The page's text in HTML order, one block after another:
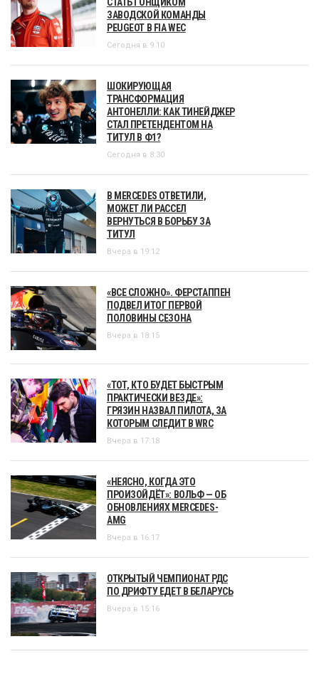
ЗАВОДСКОЙ КОМАНДЫ
PEUGEOT В FIA WEC
Сегодня в 9:10
ШОКИРУЮЩАЯ
ТРАНСФОРМАЦИЯ
АНТОНЕЛЛИ: КАК ТИНЕЙДЖЕР
СТАЛ ПРЕТЕНДЕНТОМ НА
ТИТУЛ В Ф1?
Сегодня в 8:30
В MERCEDES ОТВЕТИЛИ,
МОЖЕТ ЛИ РАССЕЛ
ВЕРНУТЬСЯ В БОРЬБУ ЗА
ТИТУЛ
Вчера в 19:12
«ВСЕ СЛОЖНО». ФЕРСТАППЕН
ПОДВЕЛ ИТОГ ПЕРВОЙ
ПОЛОВИНЫ СЕЗОНА
Вчера в 18:15
«ТОТ, КТО БУДЕТ БЫСТРЫМ
ПРАКТИЧЕСКИ ВЕЗДЕ»:
ГРЯЗИН НАЗВАЛ ПИЛОТА, ЗА
КОТОРЫМ СЛЕДИТ В WRC
Вчера в 17:18
«НЕЯСНО, КОГДА ЭТО
ПРОИЗОЙДЁТ»: ВОЛЬФ — ОБ
ОБНОВЛЕНИЯХ MERCEDES-
AMG
Вчера в 16:17
ОТКРЫТЫЙ ЧЕМПИОНАТ РДС
ПО ДРИФТУ ЕДЕТ В БЕЛАРУСЬ
Вчера в 15:16